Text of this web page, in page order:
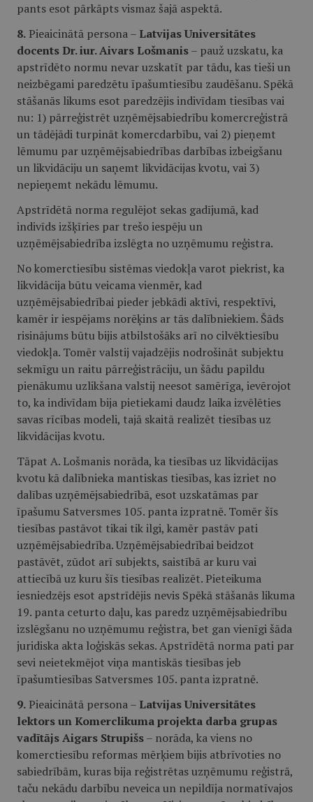
pants esot pārkāpts vismaz šajā aspektā.
8. Pieaicinātā persona – Latvijas Universitātes
docents Dr. iur. Aivars Lošmanis– pauž uzskatu, ka
apstrīdēto normu nevar uzskatīt par tādu, kas tieši un
neizbēgami paredzētu īpašumtiesību zaudēšanu. Spēkā
stāšanās likums esot paredzējis indivīdam tiesības vai
nu: 1) pārreģistrēt uzņēmējsabiedrību komercreģistrā
un tādējādi turpināt komercdarbību, vai 2) pieņemt
lēmumu par uzņēmējsabiedrības darbības izbeigšanu
un likvidāciju un saņemt likvidācijas kvotu, vai 3)
nepieņemt nekādu lēmumu.
Apstrīdētā norma regulējot sekas gadījumā, kad
indivīds izšķīries par trešo iespēju un
uzņēmējsabiedrība izslēgta no uzņēmumu reģistra.
No komerctiesību sistēmas viedokļa varot piekrist, ka
likvidācija būtu veicama vienmēr, kad
uzņēmējsabiedrībai pieder jebkādi aktīvi, respektīvi,
kamēr ir iespējams norēķins ar tās dalībniekiem. Šāds
risinājums būtu bijis atbilstošāks arī no cilvēktiesību
viedokļa. Tomēr valstij vajadzējis nodrošināt subjektu
sekmīgu un raitu pārreģistrāciju, un šādu papildu
pienākumu uzlikšana valstij neesot samērīga, ievērojot
to, ka indivīdam bija pietiekami daudz laika izvēlēties
savas rīcības modeli, tajā skaitā realizēt tiesības uz
likvidācijas kvotu.
Tāpat A. Lošmanis norāda, ka tiesības uz likvidācijas
kvotu kā dalībnieka mantiskas tiesības, kas izriet no
dalības uzņēmējsabiedrībā, esot uzskatāmas par
īpašumu Satversmes 105. panta izpratnē. Tomēr šīs
tiesības pastāvot tikai tik ilgi, kamēr pastāv pati
uzņēmējsabiedrība. Uzņēmējsabiedrībai beidzot
pastāvēt, zūdot arī subjekts, saistībā ar kuru vai
attiecībā uz kuru šīs tiesības realizēt. Pieteikuma
iesniedzējs esot apstrīdējis nevis Spēkā stāšanās likuma
19. panta ceturto daļu, kas paredz uzņēmējsabiedrību
izslēgšanu no uzņēmumu reģistra, bet gan vienīgi šāda
juridiska akta loģiskās sekas. Apstrīdētā norma pati par
sevi neietekmējot viņa mantiskās tiesības jeb
īpašumtiesības Satversmes 105. panta izpratnē.
9. Pieaicinātā persona – Latvijas Universitātes
lektors un Komerclikuma projekta darba grupas
vadītājsAigars Strupišs– norāda, ka viens no
komerctiesību reformas mērķiem bijis atbrīvoties no
sabiedrībām, kuras bija reģistrētas uzņēmumu reģistrā,
taču nekādu darbību neveica un nepildīja normatīvajos